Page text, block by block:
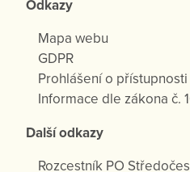
Odkazy
Mapa webu
GDPR
Prohlášení o přístupnosti
Informace dle zákona č.
Další odkazy
Rozcestník PO